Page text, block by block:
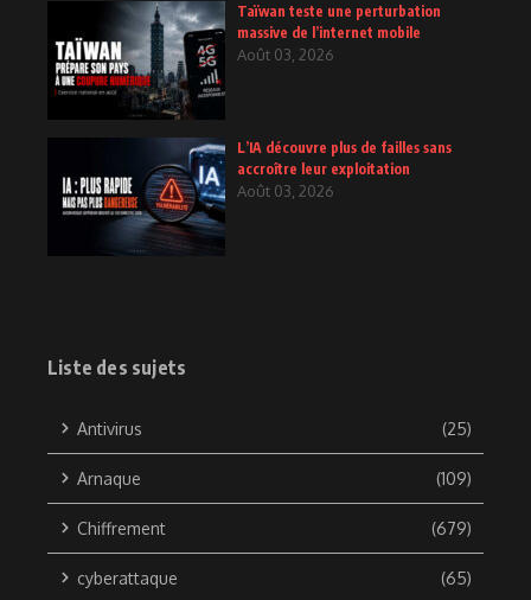
Taïwan teste une perturbation
massive de l’internet mobile
Août 03, 2026
L’IA découvre plus de failles sans
accroître leur exploitation
Août 03, 2026
Liste des sujets
Antivirus (25)
Arnaque (109)
Chiffrement (679)
cyberattaque (65)